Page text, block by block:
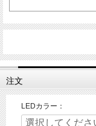
注文
LEDカラー：